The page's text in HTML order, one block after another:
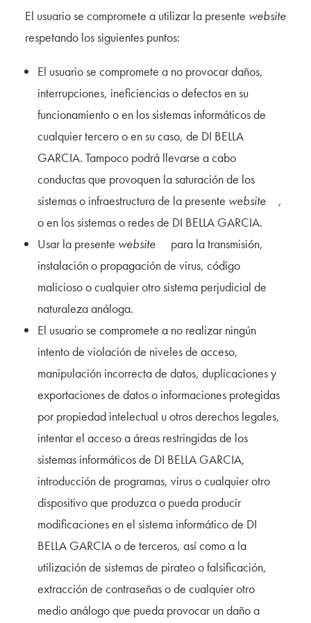
El usuario se compromete a utilizar la presente website
respetando los siguientes puntos:
El usuario se compromete a no provocar daños,
interrupciones, ineficiencias o defectos en su
funcionamiento o en los sistemas informáticos de
cualquier tercero o en su caso, de DI BELLA
GARCIA. Tampoco podrá llevarse a cabo
conductas que provoquen la saturación de los
sistemas o infraestructura de la presente website
,
o en los sistemas o redes de DI BELLA GARCIA.
Usar la presente website
para la transmisión,
instalación o propagación de virus, código
malicioso o cualquier otro sistema perjudicial de
naturaleza análoga.
El usuario se compromete a no realizar ningún
intento de violación de niveles de acceso,
manipulación incorrecta de datos, duplicaciones y
exportaciones de datos o informaciones protegidas
por propiedad intelectual u otros derechos legales,
intentar el acceso a áreas restringidas de los
sistemas informáticos de DI BELLA GARCIA,
introducción de programas, virus o cualquier otro
dispositivo que produzca o pueda producir
modificaciones en el sistema informático de DI
BELLA GARCIA o de terceros, así como a la
utilización de sistemas de pirateo o falsificación,
extracción de contraseñas o de cualquier otro
medio análogo que pueda provocar un daño a